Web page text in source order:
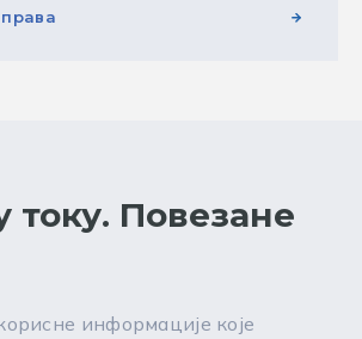
току. Повезане
информације које